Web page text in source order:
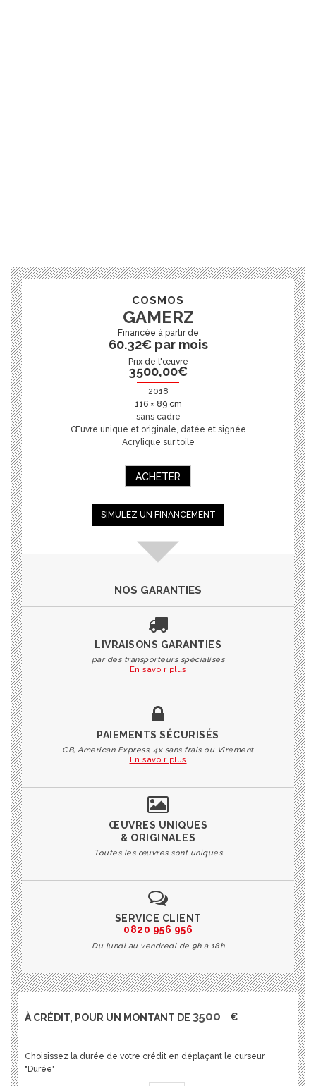
COSMOS
GAMERZ
60.32€ par mois
Prix de l'œuvre
3500,00€
2018
116 × 89 cm
sans cadre
Œuvre unique et originale, datée et signée
Acrylique sur toile
ACHETER
SIMULEZ UN FINANCEMENT
NOS GARANTIES
LIVRAISONS GARANTIES
par des transporteurs spécialisés
En savoir plus
PAIEMENTS SÉCURISÉS
CB, American Express, 4x sans frais ou Virement
En savoir plus
ŒUVRES UNIQUES
& ORIGINALES
Toutes les œuvres sont uniques
SERVICE CLIENT
0820 956 956
Du lundi au vendredi de 9h à 18h
À CRÉDIT, POUR UN MONTANT DE €
Choisissez la durée de votre crédit en déplaçant le curseur
"Durée"